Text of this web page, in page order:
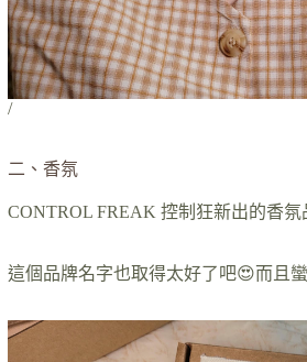
/
二、香氛
CONTROL FREAK 控制狂新出的香
這個品牌名字也取得太好了吧😍而且